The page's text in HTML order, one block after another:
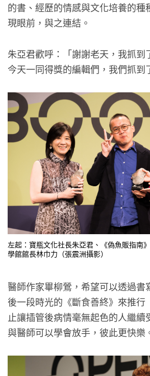
的書、經歷的情感與文化培養的種
現眼前，與之連結。
朱亞君歡呼：「謝謝老天，我抓到
今天一同得獎的編輯們，我們抓到
左起：寶瓶文化社長朱亞君、《偽魚販指南
學館館長林巾力（張震洲攝影）
醫師作家畢柳鶯，希望可以透過書
後一段時光的《斷食善終》來推行
止讓插管後病情毫無起色的人繼續
與醫師可以學會放手，彼此更快樂